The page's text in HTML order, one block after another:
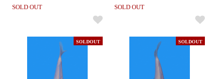
SOLD OUT
SOLD OUT
SOLDOUT SOLDOUT